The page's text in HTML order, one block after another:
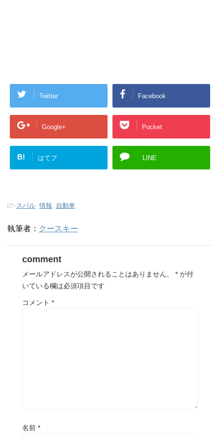
Twitter Facebook
Google+ Pocket
B! はてブ LINE
-スバル, 情報, 自動車
執筆者： クースキー
comment
メールアドレスが公開されることはありません。 * が付
いている欄は必須項目です
コメント *
名前 *